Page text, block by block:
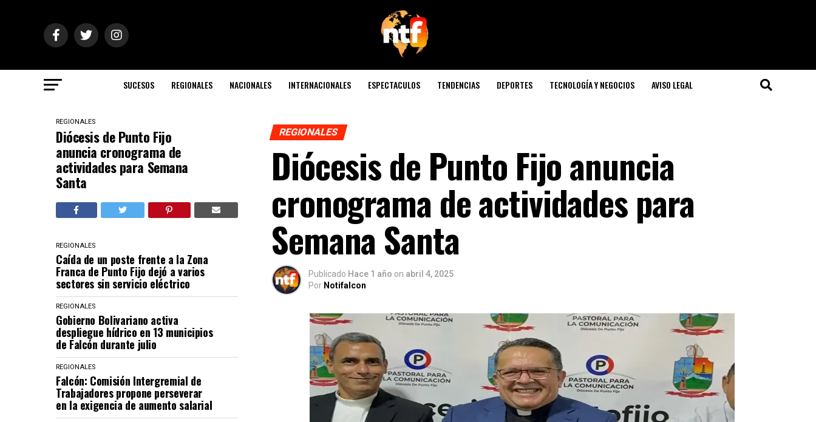
SUCESOS REGIONALES NACIONALES INTERNACIONALES ESPECTACULOS TENDENCIAS DEPORTES TECNOLOGÍA Y NEGOCIOS AVISO LEGAL
REGIONALES
Diócesis de Punto Fijo
anuncia cronograma de
actividades para Semana
Santa
REGIONALES
Caída de un poste frente a la Zona
Franca de Punto Fijo dejó a varios
sectores sin servicio eléctrico
REGIONALES
Gobierno Bolivariano activa
despliegue hídrico en 13 municipios
de Falcón durante julio
REGIONALES
Falcón: Comisión Intergremial de
Trabajadores propone perseverar
en la exigencia de aumento salarial
REGIONALES
Diócesis de Punto Fijo anuncia
cronograma de actividades para
Semana Santa
Publicado Hace 1 año on abril 4, 2025
Por Notifalcon